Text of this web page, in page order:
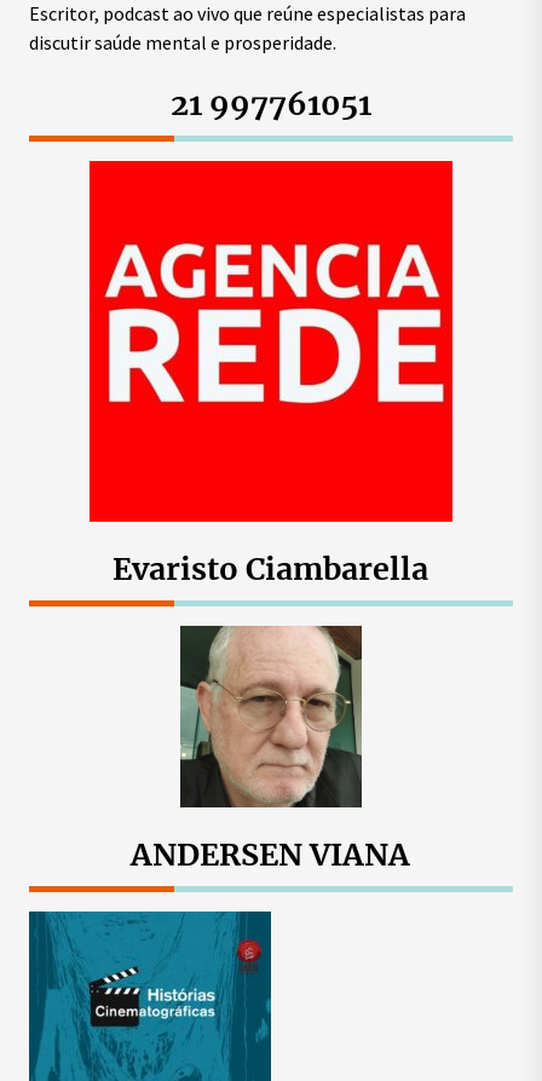
Escritor, podcast ao vivo que reúne especialistas para
discutir saúde mental e prosperidade.
21 997761051
Evaristo Ciambarella
ANDERSEN VIANA